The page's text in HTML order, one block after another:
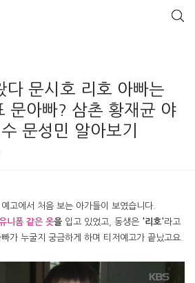
다 문시호 리호 아빠는
문아빠? 삼촌 황재균 야
문성민 알아보기
고에서 처음 보는 아가들이 보였습니다.
니폼 같은 옷을 입고 있었고, 동생은 '리호'라고
가 누굴지 궁금하게 하며 티저예고가 끝났고요.